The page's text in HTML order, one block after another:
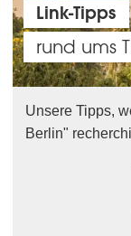
Link-Tipps
rund ums
Unsere Tipps,
Berlin"